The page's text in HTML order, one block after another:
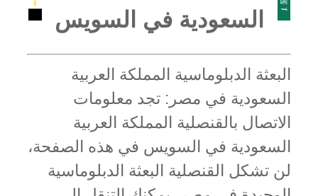
السعودية في السويس
البعثة الدبلوماسية المملكة العربية
السعودية في مصر: تجد معلومات
الاتصال بالقنصلية المملكة العربية
السعودية في السويس في هذه الصفحة،
لن تشكل القنصلية البعثة الدبلوماسية